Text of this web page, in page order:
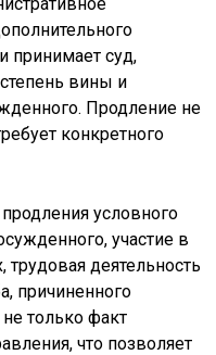
принимает суд,
вины и
Продление не
конкретного
условного
участие в
деятельность
причиненного
только факт
что позволяет